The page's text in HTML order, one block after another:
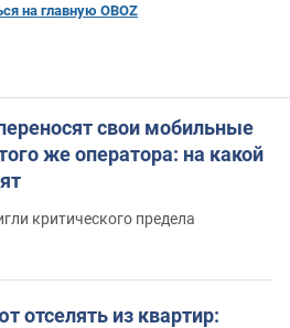
на главную OBOZ
свои мобильные
же оператора: на какой
критического предела
отселять из квартир: